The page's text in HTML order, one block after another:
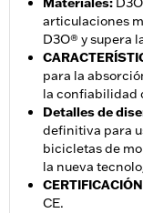
articulaciones
D3O® y supera
para la
la confiabilidad
Detalles de
definitiva para
bicicletas de
la nueva
CERTIFICACIÓN
CE.